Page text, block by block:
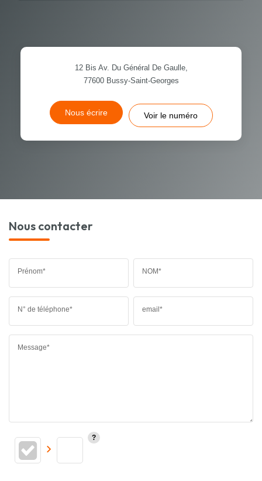
12 Bis Av. Du Général De Gaulle,
77600 Bussy-Saint-Georges
Nous écrire Voir le numéro
Nous contacter
Prénom* NOM*
N° de téléphone* email*
Message*